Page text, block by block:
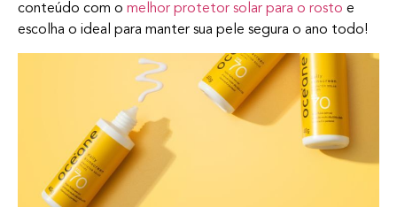
conteúdo com o melhor protetor solar para o rosto e
escolha o ideal para manter sua pele segura o ano todo!